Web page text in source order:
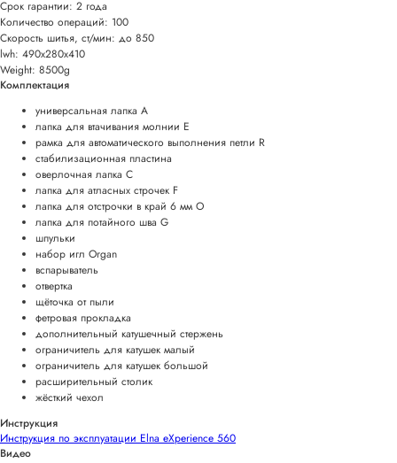
Срок гарантии: 2 года
Количество операций: 100
Скорость шитья, ст/мин: до 850
lwh: 490x280x410
Weight: 8500g
Комплектация
универсальная лапка A
лапка для втачивания молнии Е
рамка для автоматического выполнения петли R
стабилизационная пластина
оверлочная лапка С
лапка для атласных строчек F
лапка для отстрочки в край 6 мм O
лапка для потайного шва G
шпульки
набор игл Organ
вспарыватель
отвертка
щёточка от пыли
фетровая прокладка
дополнительный катушечный стержень
ограничитель для катушек малый
ограничитель для катушек большой
расширительный столик
жёсткий чехол
Инструкция
Инструкция по эксплуатации Elna eXperience 560
Видео